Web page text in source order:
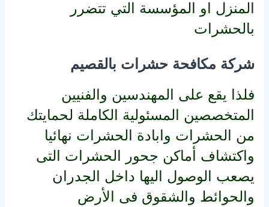
المنزل او المؤسسة التي تتضرر
بالحشرات
شركة مكافحة حشرات بالقصيم
فلذا يقع على المهندسين والفنيين
المتخصصين المسئولية الكاملة لحمايتك
من الحشرات وابادة الحشرات نهائيا
واكتشاف أماكن جحور الحشرات التى
يصعب الوصول اليها داخل الجدران
والحوائط والشقوق فى الأرض